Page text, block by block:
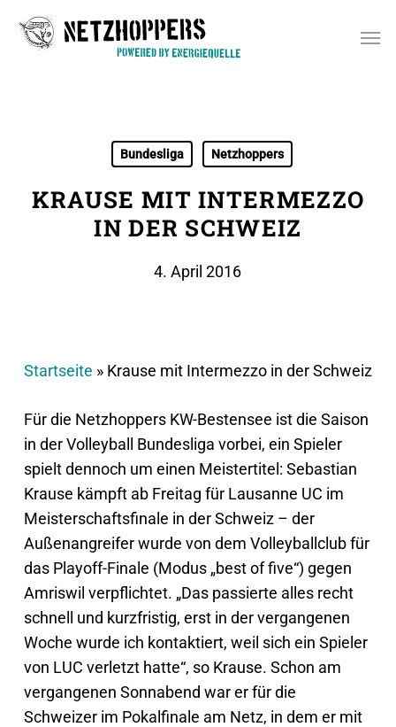
Bundesliga Netzhoppers
KRAUSE MIT INTERMEZZO
IN DER SCHWEIZ
4. April 2016
Startseite » Krause mit Intermezzo in der Schweiz
Für die Netzhoppers KW-Bestensee ist die Saison
in der Volleyball Bundesliga vorbei, ein Spieler
spielt dennoch um einen Meistertitel: Sebastian
Krause kämpft ab Freitag für Lausanne UC im
Meisterschaftsfinale in der Schweiz – der
Außenangreifer wurde von dem Volleyballclub für
das Playoff-Finale (Modus „best of five“) gegen
Amriswil verpflichtet. „Das passierte alles recht
schnell und kurzfristig, erst in der vergangenen
Woche wurde ich kontaktiert, weil sich ein Spieler
von LUC verletzt hatte“, so Krause. Schon am
vergangenen Sonnabend war er für die
Schweizer im Pokalfinale am Netz, in dem er mit